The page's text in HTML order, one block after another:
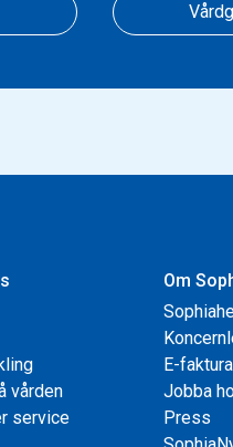
vården
service
Om
E-faktura
Jobba
Press